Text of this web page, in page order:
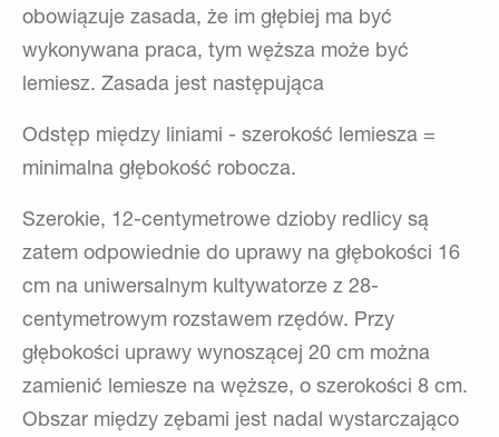
obowiązuje zasada, że im głębiej ma być
wykonywana praca, tym węższa może być
lemiesz. Zasada jest następująca
Odstęp między liniami - szerokość lemiesza =
minimalna głębokość robocza.
Szerokie, 12-centymetrowe dzioby redlicy są
zatem odpowiednie do uprawy na głębokości 16
cm na uniwersalnym kultywatorze z 28-
centymetrowym rozstawem rzędów. Przy
głębokości uprawy wynoszącej 20 cm można
zamienić lemiesze na węższe, o szerokości 8 cm.
Obszar między zębami jest nadal wystarczająco